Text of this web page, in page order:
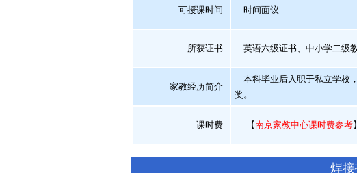
可授课时间 时间面议
所获证书 英语六级证书、中小学二级
家教经历简介
本科毕业后入职于私立学校
奖。
课时费 【南京家教中心课时费参考】
焊